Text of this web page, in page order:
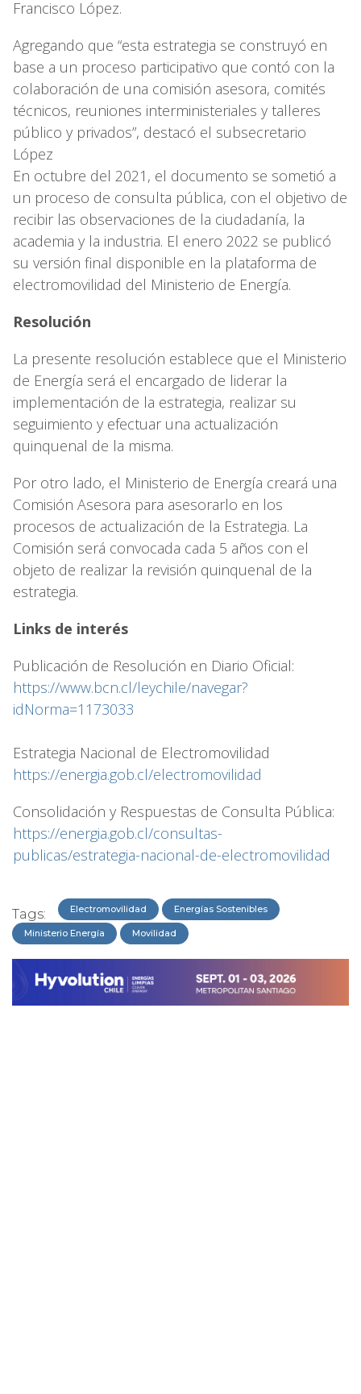
Francisco López.
Agregando que “esta estrategia se construyó en
base a un proceso participativo que contó con la
colaboración de una comisión asesora, comités
técnicos, reuniones interministeriales y talleres
público y privados”, destacó el subsecretario
López
En octubre del 2021, el documento se sometió a
un proceso de consulta pública, con el objetivo de
recibir las observaciones de la ciudadanía, la
academia y la industria. El enero 2022 se publicó
su versión final disponible en la plataforma de
electromovilidad del Ministerio de Energía.
Resolución
La presente resolución establece que el Ministerio
de Energía será el encargado de liderar la
implementación de la estrategia, realizar su
seguimiento y efectuar una actualización
quinquenal de la misma.
Por otro lado, el Ministerio de Energía creará una
Comisión Asesora para asesorarlo en los
procesos de actualización de la Estrategia. La
Comisión será convocada cada 5 años con el
objeto de realizar la revisión quinquenal de la
estrategia.
Links de interés
Publicación de Resolución en Diario Oficial:
https://www.bcn.cl/leychile/navegar?
idNorma=1173033
Estrategia Nacional de Electromovilidad
https://energia.gob.cl/electromovilidad
Consolidación y Respuestas de Consulta Pública:
https://energia.gob.cl/consultas-
publicas/estrategia-nacional-de-electromovilidad
Tags: Electromovilidad Energías Sostenibles
Ministerio Energía Movilidad